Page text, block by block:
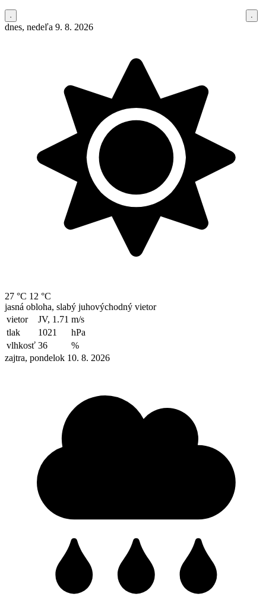
dnes, nedeľa 9. 8. 2026
27 °C 12 °C
jasná obloha, slabý juhovýchodný vietor
vietor
JV, 1.71 m/s
tlak
1021
hPa
vlhkosť 36
%
zajtra, pondelok 10. 8. 2026